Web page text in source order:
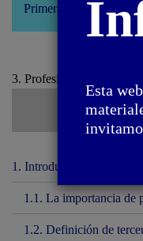
Primera edición:
3. Profesionalización /
1. Introducción
1.1. La importancia de
1.2. Definición de
Esta